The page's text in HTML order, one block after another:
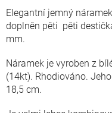
Elegantní jemný
doplněn pěti pěti
mm.
Náramek je vyroben z
(14kt). Rhodiováno.
18,5 cm.